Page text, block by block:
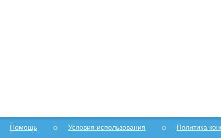
Помощь Условия использования Политика